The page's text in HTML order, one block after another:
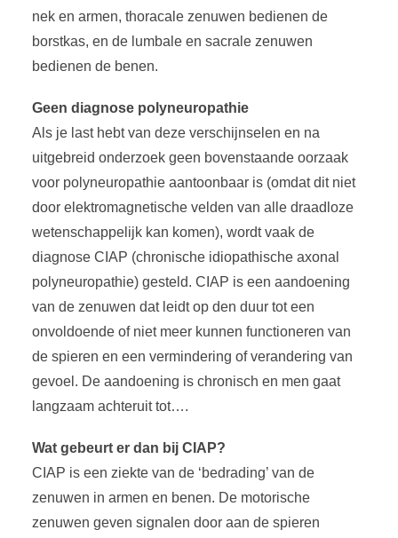
nek en armen, thoracale zenuwen bedienen de
borstkas, en de lumbale en sacrale zenuwen
bedienen de benen.
Geen diagnose polyneuropathie
Als je last hebt van deze verschijnselen en na
uitgebreid onderzoek geen bovenstaande oorzaak
voor polyneuropathie aantoonbaar is (omdat dit niet
door elektromagnetische velden van alle draadloze
wetenschappelijk kan komen), wordt vaak de
diagnose CIAP (chronische idiopathische axonal
polyneuropathie) gesteld. CIAP is een aandoening
van de zenuwen dat leidt op den duur tot een
onvoldoende of niet meer kunnen functioneren van
de spieren en een vermindering of verandering van
gevoel. De aandoening is chronisch en men gaat
langzaam achteruit tot….
Wat gebeurt er dan bij CIAP?
CIAP is een ziekte van de ‘bedrading’ van de
zenuwen in armen en benen. De motorische
zenuwen geven signalen door aan de spieren